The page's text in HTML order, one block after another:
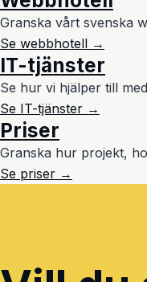
Granska vårt svenska
Se webbhotell →
IT-tjänster
Se hur vi hjälper till
Se IT-tjänster →
Priser
Granska hur projekt,
Se priser →